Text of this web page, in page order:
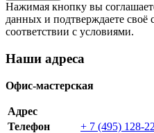
Нажимая кнопку вы
данных и подтверждаете своё
соответствии с условиями.
Наши адреса
Офис-мастерская
Адрес
Телефон
+ 7 (495) 128-